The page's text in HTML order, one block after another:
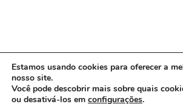
Estamos usando cookies para oferecer a
nosso site.
Você pode descobrir mais sobre quais
ou desativá-los em configurações.